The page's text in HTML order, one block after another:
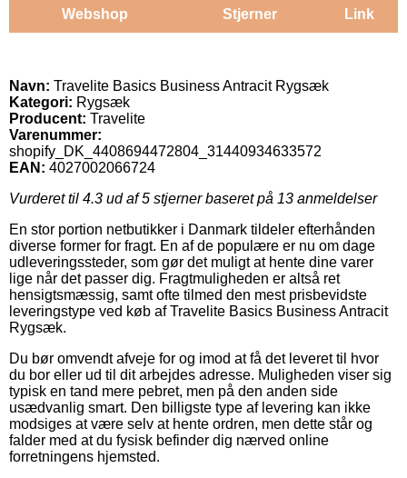
Webshop Stjerner Link
Navn: Travelite Basics Business Antracit Rygsæk
Kategori: Rygsæk
Producent: Travelite
Varenummer:
shopify_DK_4408694472804_31440934633572
EAN: 4027002066724
Vurderet til 4.3 ud af 5 stjerner baseret på 13 anmeldelser
En stor portion netbutikker i Danmark tildeler efterhånden
diverse former for fragt. En af de populære er nu om dage
udleveringssteder, som gør det muligt at hente dine varer
lige når det passer dig. Fragtmuligheden er altså ret
hensigtsmæssig, samt ofte tilmed den mest prisbevidste
leveringstype ved køb af Travelite Basics Business Antracit
Rygsæk.
Du bør omvendt afveje for og imod at få det leveret til hvor
du bor eller ud til dit arbejdes adresse. Muligheden viser sig
typisk en tand mere pebret, men på den anden side
usædvanlig smart. Den billigste type af levering kan ikke
modsiges at være selv at hente ordren, men dette står og
falder med at du fysisk befinder dig nærved online
forretningens hjemsted.